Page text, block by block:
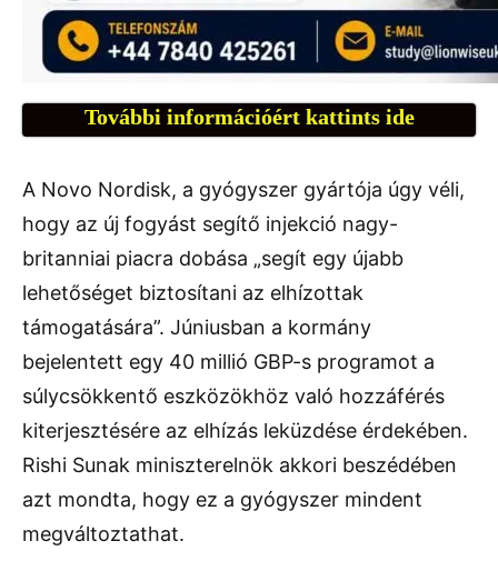
További információért kattints ide
A Novo Nordisk, a gyógyszer gyártója úgy véli,
hogy az új fogyást segítő injekció nagy-
britanniai piacra dobása „segít egy újabb
lehetőséget biztosítani az elhízottak
támogatására”. Júniusban a kormány
bejelentett egy 40 millió GBP-s programot a
súlycsökkentő eszközökhöz való hozzáférés
kiterjesztésére az elhízás leküzdése érdekében.
Rishi Sunak miniszterelnök akkori beszédében
azt mondta, hogy ez a gyógyszer mindent
megváltoztathat.